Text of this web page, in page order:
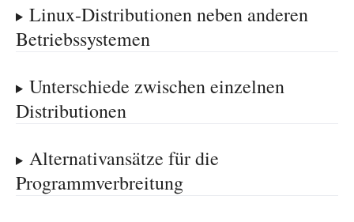
Linux-Distributionen neben anderen
Betriebssystemen
Unterschiede zwischen einzelnen
Distributionen
Alternativansätze für die
Programmverbreitung